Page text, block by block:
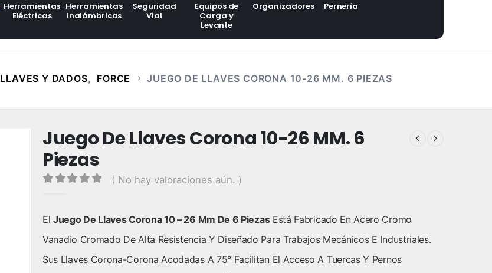
Herramientas
Eléctricas
Herramientas
Inalámbricas
Seguridad
Vial
Equipos de
Carga y
Levante
Organizadores Pernería
LLAVES Y DADOS, FORCE JUEGO DE LLAVES CORONA 10-26 MM. 6 PIEZAS
Juego De Llaves Corona 10-26 MM. 6
Piezas
( No hay valoraciones aún. )
ElJuego De Llaves Corona 10 – 26 Mm De 6 PiezasEstá Fabricado En Acero Cromo
Vanadio Cromado De Alta Resistencia Y Diseñado Para Trabajos Mecánicos E Industriales.
Sus Llaves Corona-Corona Acodadas A 75° Facilitan El Acceso A Tuercas Y Pernos